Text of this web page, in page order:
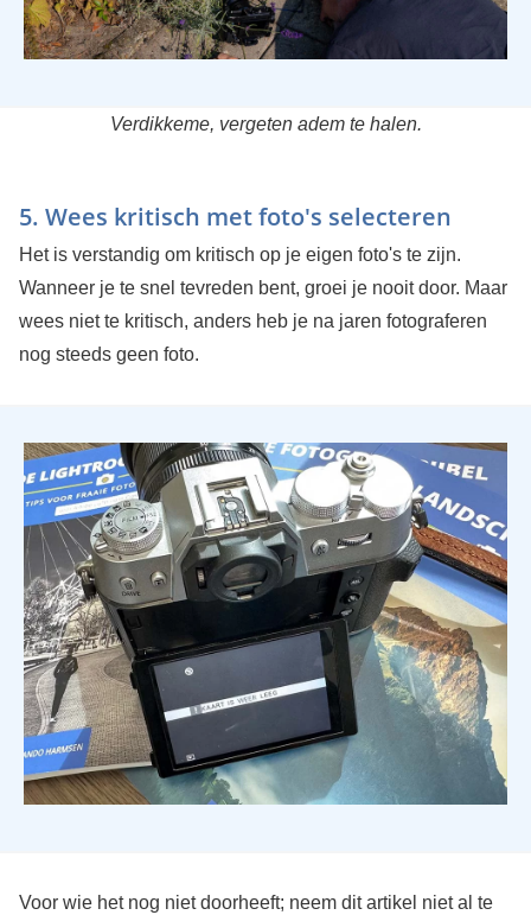
Verdikkeme, vergeten adem te halen.
5. Wees kritisch met foto's selecteren
Het is verstandig om kritisch op je eigen foto's te zijn.
Wanneer je te snel tevreden bent, groei je nooit door. Maar
wees niet te kritisch, anders heb je na jaren fotograferen
nog steeds geen foto.
Voor wie het nog niet doorheeft; neem dit artikel niet al te